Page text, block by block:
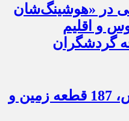
در «هوشینگ‌شان
و اقلیم
گردشگران
توقیف 86خودروی لوکس، 187 قطعه زمین و